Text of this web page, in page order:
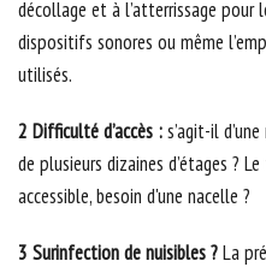
décollage et à l’atterrissage pour
dispositifs sonores ou même
utilisés.
2 Difficulté d’accès :s’agit-il
de plusieurs dizaines d’étages ?
accessible, besoin d'une nacelle ?
3 Surinfection de nuisibles ?La